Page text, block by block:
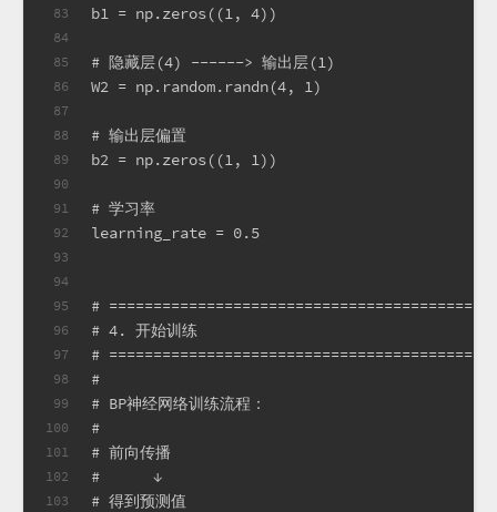
83
84
85
86
87
88
89
90
91
92
93
94
95
96
97
98
99
100
101
102
103
b1 = np.zeros((1, 4))
# 隐藏层(4) ------> 输出层(1)
W2 = np.random.randn(4, 1)
# 输出层偏置
b2 = np.zeros((1, 1))
# 学习率
learning_rate = 0.5
#
# 4. 开始训练
#
#
# BP神经网络训练流程：
#
# 前向传播
#      ↓
# 得到预测值